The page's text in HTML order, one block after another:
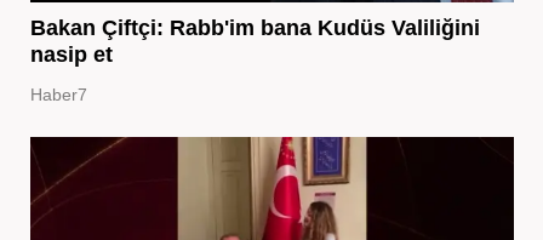
Bakan Çiftçi: Rabb'im bana Kudüs Valiliğini
nasip et
Haber7